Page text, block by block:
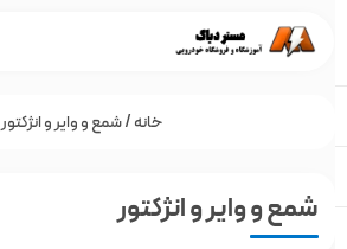
خانه/ شمع و وایر و انژکتور
شمع و وایر و انژکتور